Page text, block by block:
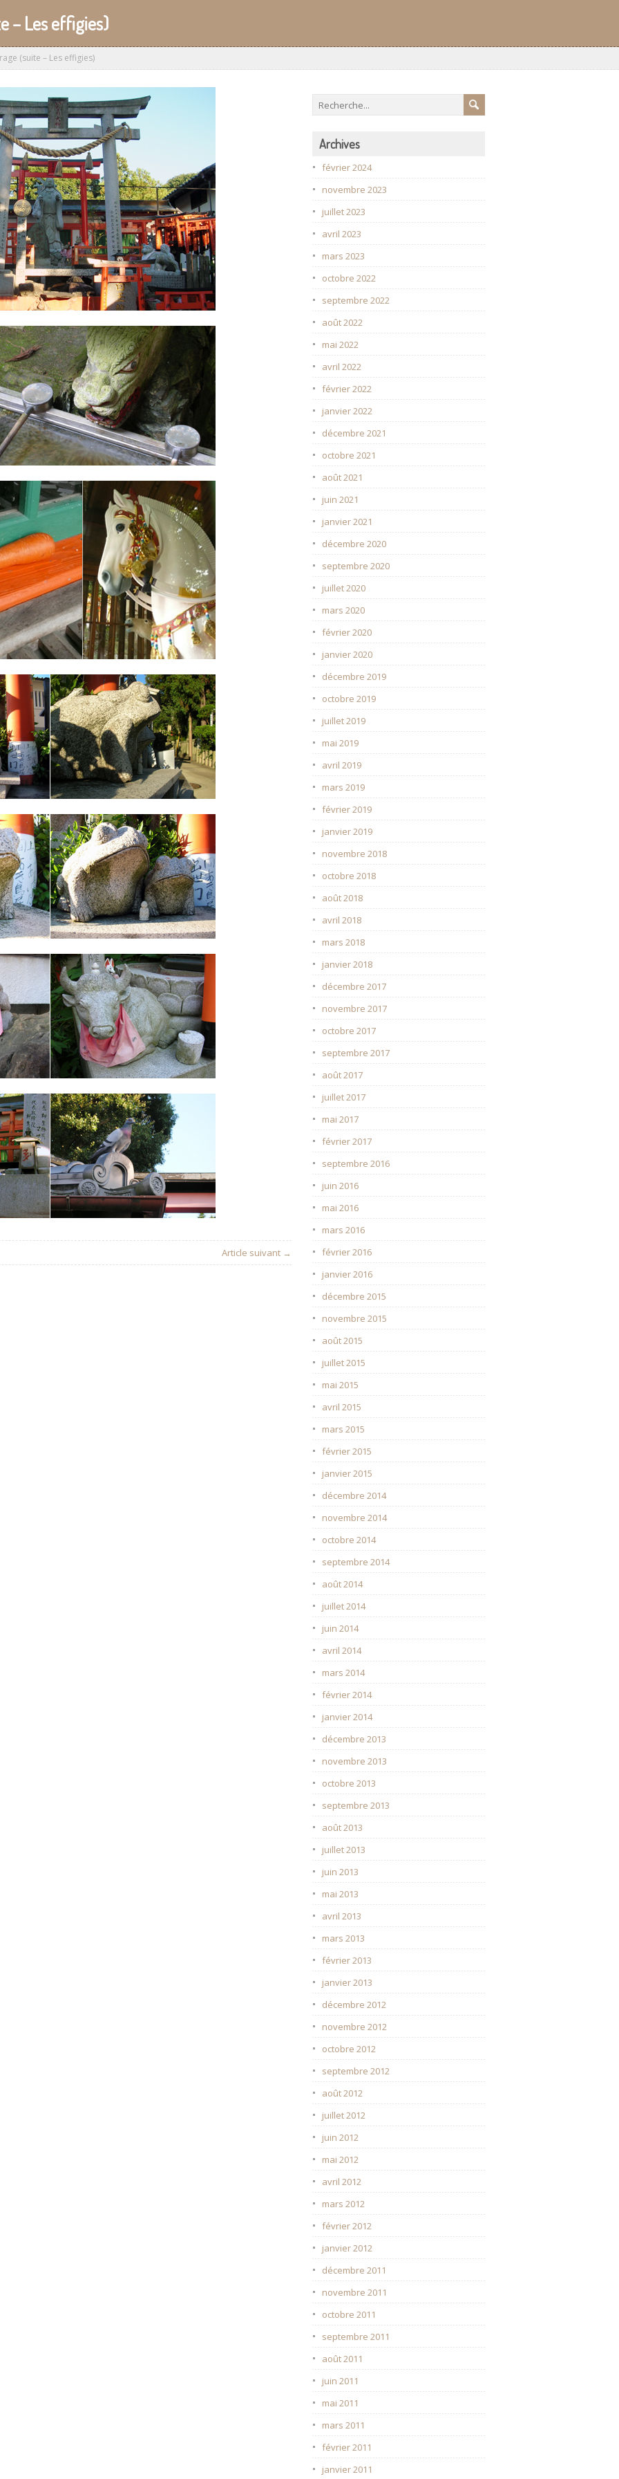
– Les effigies)
(suite – Les effigies)
Article suivant →
Archives
février 2024
novembre 2023
juillet 2023
avril 2023
mars 2023
octobre 2022
septembre 2022
août 2022
mai 2022
avril 2022
février 2022
janvier 2022
décembre 2021
octobre 2021
août 2021
juin 2021
janvier 2021
décembre 2020
septembre 2020
juillet 2020
mars 2020
février 2020
janvier 2020
décembre 2019
octobre 2019
juillet 2019
mai 2019
avril 2019
mars 2019
février 2019
janvier 2019
novembre 2018
octobre 2018
août 2018
avril 2018
mars 2018
janvier 2018
décembre 2017
novembre 2017
octobre 2017
septembre 2017
août 2017
juillet 2017
mai 2017
février 2017
septembre 2016
juin 2016
mai 2016
mars 2016
février 2016
janvier 2016
décembre 2015
novembre 2015
août 2015
juillet 2015
mai 2015
avril 2015
mars 2015
février 2015
janvier 2015
décembre 2014
novembre 2014
octobre 2014
septembre 2014
août 2014
juillet 2014
juin 2014
avril 2014
mars 2014
février 2014
janvier 2014
décembre 2013
novembre 2013
octobre 2013
septembre 2013
août 2013
juillet 2013
juin 2013
mai 2013
avril 2013
mars 2013
février 2013
janvier 2013
décembre 2012
novembre 2012
octobre 2012
septembre 2012
août 2012
juillet 2012
juin 2012
mai 2012
avril 2012
mars 2012
février 2012
janvier 2012
décembre 2011
novembre 2011
octobre 2011
septembre 2011
août 2011
juin 2011
mai 2011
mars 2011
février 2011
janvier 2011